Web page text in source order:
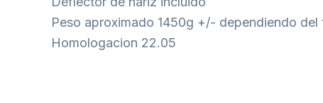
Peso aproximado 1450g +/- dependiendo del
Homologacion 22.05